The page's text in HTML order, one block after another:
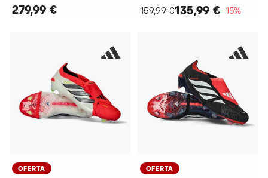
279,99 €
159,99 €135,99 €−15%
OFERTA OFERTA